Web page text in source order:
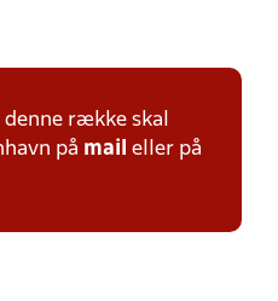
række skal
på mail eller på